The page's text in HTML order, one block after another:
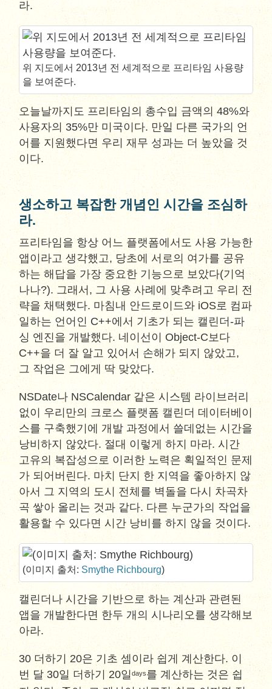
라.
위 지도에서 2013년 전 세계적으로 프리타임 사용량
을 보여준다.
오늘날까지도 프리타임의 총수입 금액의 48%와
사용자의 35%만 미국이다. 만일 다른 국가의 언
어를 지원했다면 우리 재무 성과는 더 높았을 것
이다.
생소하고 복잡한 개념인 시간을 조심하
라.
프리타임을 항상 어느 플랫폼에서도 사용 가능한
앱이라고 생각했고, 당초에 서로의 여가를 공유
하는 해답을 가장 중요한 기능으로 보았다(기억
나나?). 그래서, 그 사용 사례에 맞추려고 우리 전
략을 채택했다. 마침내 안드로이드와 iOS로 컴파
일하는 언어인 C++에서 기초가 되는 캘린더-파
싱 엔진을 개발했다. 네이선이 Object-C보다
C++을 더 잘 알고 있어서 손해가 되지 않았고,
그 작업은 그에게 딱 맞았다.
NSDate나 NSCalendar 같은 시스템 라이브러리
없이 우리만의 크로스 플랫폼 캘린더 데이터베이
스를 구축했기에 개발 과정에서 쓸데없는 시간을
낭비하지 않았다. 절대 이렇게 하지 마라. 시간
고유의 복잡성으로 이러한 노력은 획일적인 문제
가 되어버린다. 마치 단지 한 지역을 좋아하지 않
아서 그 지역의 도시 전체를 벽돌을 다시 차곡차
곡 쌓아 올리는 것과 같다. 다른 누군가의 작업을
활용할 수 있다면 시간 낭비를 하지 않을 것이다.
(이미지 출처: Smythe Richbourg)
캘린더나 시간을 기반으로 하는 계산과 관련된
앱을 개발한다면 한두 개의 시나리오를 생각해보
아라.
30 더하기 20은 기초 셈이라 쉽게 계산한다. 이
번 달 30일 더하기 20일days를 계산하는 것은 쉽